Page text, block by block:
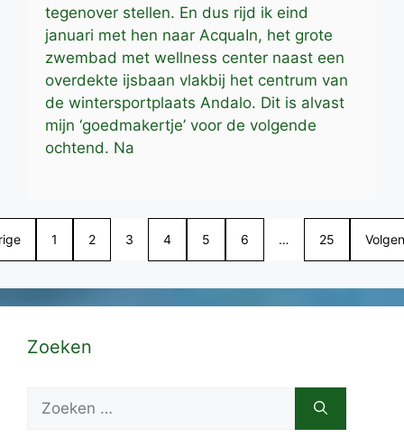
tegenover stellen. En dus rijd ik eind
januari met hen naar AcquaIn, het grote
zwembad met wellness center naast een
overdekte ijsbaan vlakbij het centrum van
de wintersportplaats Andalo. Dit is alvast
mijn ‘goedmakertje’ voor de volgende
ochtend. Na
1 2 3 4 5 6 … 25
Zoeken
Zoek